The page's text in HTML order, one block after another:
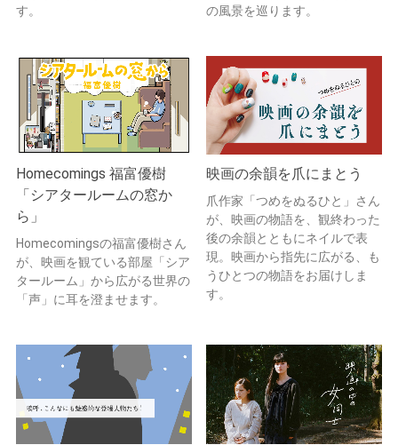
す。
の風景を巡ります。
Homecomings 福富優樹
「シアタールームの窓か
ら」
Homecomingsの福富優樹さん
が、映画を観ている部屋「シア
タールーム」から広がる世界の
「声」に耳を澄ませます。
映画の余韻を爪にまとう
爪作家「つめをぬるひと」さん
が、映画の物語を、観終わった
後の余韻とともにネイルで表
現。映画から指先に広がる、も
うひとつの物語をお届けしま
す。